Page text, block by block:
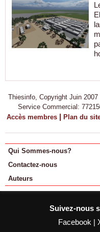
Thiesinfo, Copyright Juin
Service Commercial:
Accès membres | Plan du
Qui Sommes-nous?
Contactez-nous
Auteurs
Suivez-nous
Facebook |